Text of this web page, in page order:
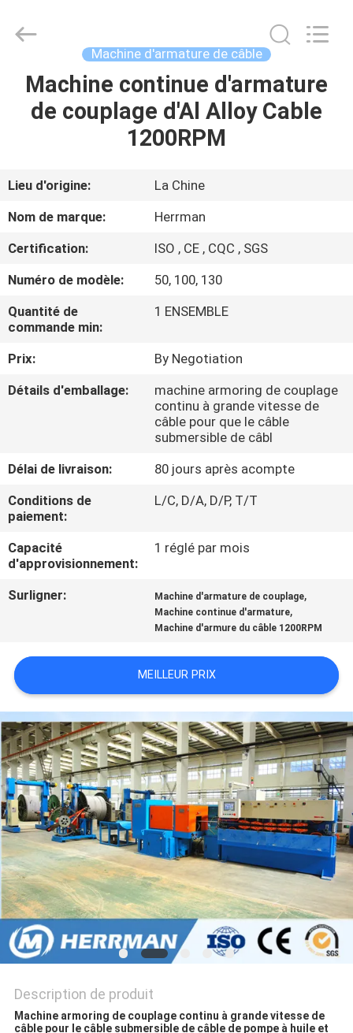
MAISON
A
PROPOS
DE
VISITE
CONTRÔLE
CONTACTEZ-
NOUS
NOUVELLES
UNE
CITATION
PLAN
DU
SITE
POLITIQUE
DE
CONFIDENTIALITÉ
Co.,ltd.
Machine d'armature de câble
Machine continue d'armature
de couplage d'Al Alloy Cable
1200RPM
Lieu d'origine:
La Chine
Nom de marque:
Herrman
Certification:
ISO , CE , CQC , SGS
Numéro de modèle:
50, 100, 130
Quantité de
commande min:
1 ENSEMBLE
Prix:
By Negotiation
Détails d'emballage:
machine armoring de couplage
continu à grande vitesse de
câble pour que le câble
submersible de câbl
Délai de livraison:
80 jours après acompte
Conditions de
paiement:
L/C, D/A, D/P, T/T
Capacité
d'approvisionnement:
1 réglé par mois
Surligner: Machine d'armature de couplage,
Machine continue d'armature,
Machine d'armure du câble 1200RPM
MEILLEUR PRIX
Description de produit
Machine armoring de couplage continu à grande vitesse de
câble pour le câble submersible de câble de pompe à huile et